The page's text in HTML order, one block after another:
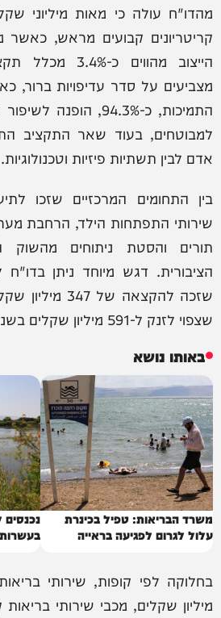
מהדו"ח עולה כי מאות מיליוני
קריטריונים קבועים מראש, כאשר
הייצוב מהווים
מצביעים על סדר עדיפויות ברור,
התמיכות, כ-94.3%,
למבוטחים, בעוד שאר התקציב
אדם לבין תשתיות פיזיות וטכנולוגיות.
בין התחומים המרכזיים שזכו
שירותי התפתחות הילד, הרחבת
תורים והסטת ניתוחים
הציבורית. דגש מיוחד ניתן
שצפוי לזנק ל-591 מיליון שקלים בשנת 2025.
באותו נושא
משרד הבריאות: טפיל בכינרת
עלול לגרום לפגיעה בראייה